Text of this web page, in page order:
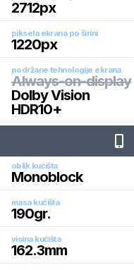
2712px
piksela ekrana po širini
1220px
podržane tehnologije ekrana
Always-on-display
Dolby Vision
HDR10+
oblik kućišta
Monoblock
masa kućišta
190gr.
visina kućišta
162.3mm